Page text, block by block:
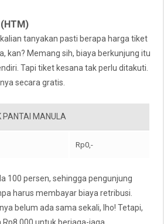
tanyakan pasti berapa harga tiket
kan? Memang sih, biaya berkunjung itu
Tapi tiket kesana tak perlu ditakuti.
secara gratis.
PANTAI MANULA
Rp0,-
100 persen, sehingga pengunjung
harus membayar biaya retribusi.
belum ada sama sekali, lho! Tetapi,